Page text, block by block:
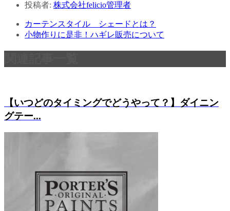
投稿者: 株式会社felicio管理者
カーテンスタイル シェードとは？
小物作りに是非！ハギレ販売について
【いつどのタイミングでどうやって？】ダイニン
グテー...